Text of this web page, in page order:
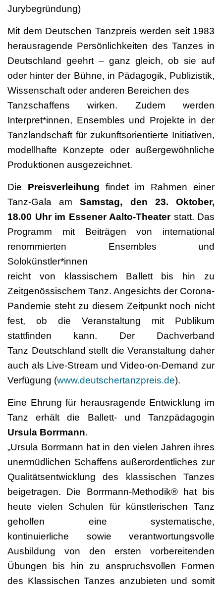
Jurybegründung)
Mit dem Deutschen Tanzpreis werden seit 1983
herausragende Persönlichkeiten des Tanzes in
Deutschland geehrt – ganz gleich, ob sie auf
oder hinter der Bühne, in Pädagogik, Publizistik,
Wissenschaft oder anderen Bereichen des
Tanzschaffens wirken. Zudem werden
Interpret*innen, Ensembles und Projekte in der
Tanzlandschaft für zukunftsorientierte Initiativen,
modellhafte Konzepte oder außergewöhnliche
Produktionen ausgezeichnet.
Die Preisverleihung findet im Rahmen einer
Tanz-Gala amSamstag, den 23. Oktober,
18.00 Uhr im Essener Aalto-Theaterstatt. Das
Programm mit Beiträgen von international
renommierten Ensembles und
Solokünstler*innen
reicht von klassischem Ballett bis hin zu
Zeitgenössischem Tanz. Angesichts der Corona-
Pandemie steht zu diesem Zeitpunkt noch nicht
fest, ob die Veranstaltung mit Publikum
stattfinden kann. Der Dachverband
Tanz Deutschland stellt die Veranstaltung daher
auch als Live-Stream und Video-on-Demand zur
Verfügung (www.deutschertanzpreis.de).
Eine Ehrung für herausragende Entwicklung im
Tanz erhält die Ballett- und Tanzpädagogin
Ursula Borrmann.
„Ursula Borrmann hat in den vielen Jahren ihres
unermüdlichen Schaffens außerordentliches zur
Qualitätsentwicklung des klassischen Tanzes
beigetragen. Die Borrmann-Methodik® hat bis
heute vielen Schulen für künstlerischen Tanz
geholfen eine systematische,
kontinuierliche sowie verantwortungsvolle
Ausbildung von den ersten vorbereitenden
Übungen bis hin zu anspruchsvollen Formen
des Klassischen Tanzes anzubieten und somit